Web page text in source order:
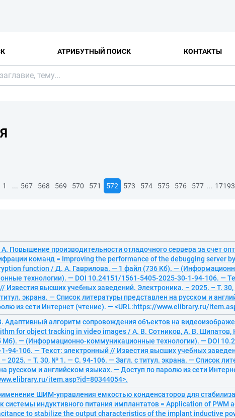
АТРИБУТНЫЙ ПОИСК КОНТАКТЫ
1 ... 567 568 569 570 571 572 573 574 575 576 577 ... 17193
Повышение производительности отладочного сервера за счет
команд = Improving the performance of the debugging server
function / Д. А. Гаврилова. — 1 файл (736 Кб). —
технологии). — DOI 10.24151/1561-5405-2025-30-1-94-106. —
Известия высших учебных заведений. Электроника. – 2025. – Т.
экрана. — Список литературы представлен на русском и
из сети Интернет (чтение). — <URL:https://www.elibrary.ru/
Адаптивный алгоритм сопровождения объектов на
for object tracking in video images / А. В. Сотников, А. В. Шипатов,
Мб). — (Информационно-коммуникационные технологии). — DOI
94-106. — Текст: электронный // Известия высших учебных
2025. – Т. 30, № 1. — С. 94-106. — Загл. с титул. экрана. — Список
русском и английском языках. — Доступ по паролю из сети
item.asp?id=80344054>.
ШИМ-управления емкостью конденсаторов для
системы индуктивного питания имплантатов = Application of PWM
to stabilize the output characteristics of the implant inductive